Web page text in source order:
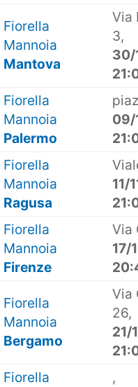
Fiorella
Mannoia
Mantova
Via
3,
30/
Fiorella
Mannoia
Palermo
09/
Fiorella
Mannoia
Ragusa
11/
Fiorella
Mannoia
Firenze
Via
17/
Fiorella
Mannoia
Bergamo
Via
26,
21/
Fiorella
,